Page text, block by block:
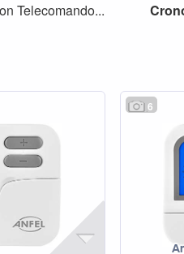
Telecomando...
6